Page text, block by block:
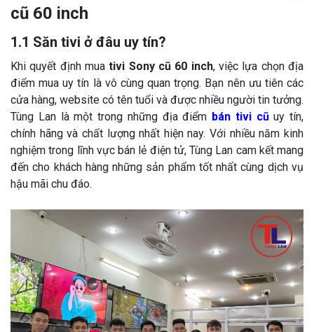
cũ 60 inch
1.1 Săn tivi ở đâu uy tín?
Khi quyết định mua tivi Sony cũ 60 inch, việc lựa chọn địa
điểm mua uy tín là vô cùng quan trọng. Bạn nên ưu tiên các
cửa hàng, website có tên tuổi và được nhiều người tin tưởng.
Tùng Lan là một trong những địa điểm bán tivi cũ uy tín,
chính hãng và chất lượng nhất hiện nay. Với nhiều năm kinh
nghiệm trong lĩnh vực bán lẻ điện tử, Tùng Lan cam kết mang
đến cho khách hàng những sản phẩm tốt nhất cùng dịch vụ
hậu mãi chu đáo.